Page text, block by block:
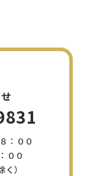
：００
００
）